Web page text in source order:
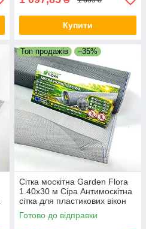
Купити
Топ продажів –35%
Сітка москітна Garden Flora
1.40х30 м Сіра Антимоскітна
сітка для пластикових вікон
Безкаркасна москітна сітка
Готово до відправки